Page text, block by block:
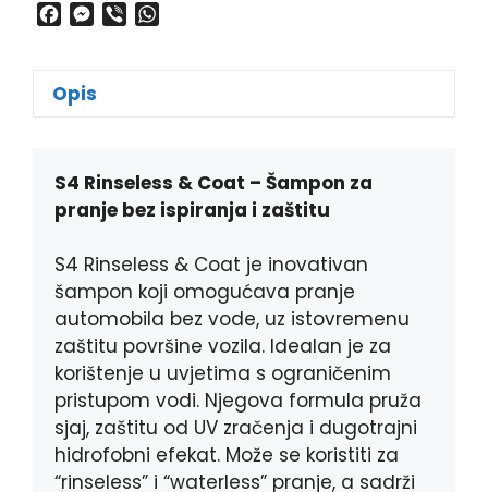
e
b
k
M
s
e
r
p
Opis
S4 Rinseless & Coat – Šampon za
pranje bez ispiranja i zaštitu
S4 Rinseless & Coat je inovativan
šampon koji omogućava pranje
automobila bez vode, uz istovremenu
zaštitu površine vozila. Idealan je za
korištenje u uvjetima s ograničenim
pristupom vodi. Njegova formula pruža
sjaj, zaštitu od UV zračenja i dugotrajni
hidrofobni efekat. Može se koristiti za
“rinseless” i “waterless” pranje, a sadrži